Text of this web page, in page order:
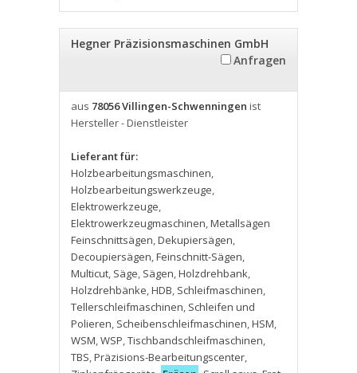
Hegner Präzisionsmaschinen GmbH
Anfragen
aus 78056 Villingen-Schwenningen ist
Hersteller - Dienstleister
Lieferant für:
Holzbearbeitungsmaschinen,
Holzbearbeitungswerkzeuge,
Elektrowerkzeuge,
Elektrowerkzeugmaschinen,Metallsägen
Feinschnittsägen,Dekupiersägen,
Decoupiersägen,Feinschnitt-Sägen,
Multicut, Säge, Sägen,Holzdrehbank,
Holzdrehbänke,HDB, Schleifmaschinen,
Tellerschleifmaschinen, Schleifen und
Polieren, Scheibenschleifmaschinen,HSM,
WSM,WSP,Tischbandschleifmaschinen,
TBS,Präzisions-Bearbeitungscenter,